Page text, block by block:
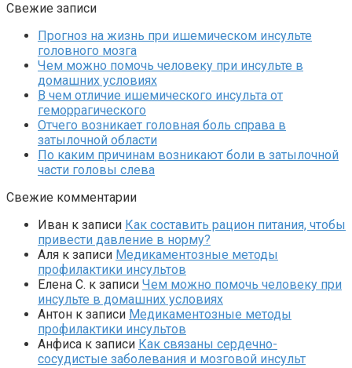
Свежие записи
Прогноз на жизнь при ишемическом инсульте
головного мозга
Чем можно помочь человеку при инсульте в
домашних условиях
В чем отличие ишемического инсульта от
геморрагического
Отчего возникает головная боль справа в
затылочной области
По каким причинам возникают боли в затылочной
части головы слева
Свежие комментарии
Иван к записи Как составить рацион питания, чтобы
привести давление в норму?
Аля к записи Медикаментозные методы
профилактики инсультов
Елена С. к записи Чем можно помочь человеку при
инсульте в домашних условиях
Антон к записи Медикаментозные методы
профилактики инсультов
Анфиса к записи Как связаны сердечно-
сосудистые заболевания и мозговой инсульт